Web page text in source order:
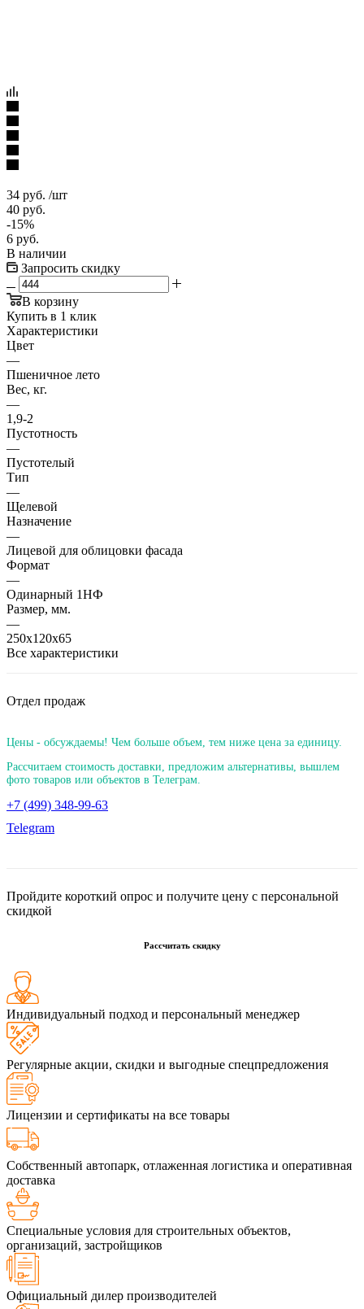
34 руб. /шт
40 руб.
-15%
6 руб.
В наличии
Запросить скидку
В корзину
Купить в 1 клик
Характеристики
Цвет
—
Пшеничное лето
Вес, кг.
—
1,9-2
Пустотность
—
Пустотелый
Тип
—
Щелевой
Назначение
—
Лицевой для облицовки фасада
Формат
—
Одинарный 1НФ
Размер, мм.
—
250х120х65
Все характеристики
Отдел продаж
Цены - обсуждаемы! Чем больше объем, тем ниже цена за единицу.
Рассчитаем стоимость доставки, предложим альтернативы, вышлем
фото товаров или объектов в Телеграм.
+7 (499) 348-99-63
Telegram
Пройдите короткий опрос и получите цену с персональной
скидкой
Рассчитать скидку
Индивидуальный подход и персональный менеджер
Регулярные акции, скидки и выгодные спецпредложения
Лицензии и сертификаты на все товары
Собственный автопарк, отлаженная логистика и оперативная
доставка
Специальные условия для строительных объектов,
организаций, застройщиков
Официальный дилер производителей